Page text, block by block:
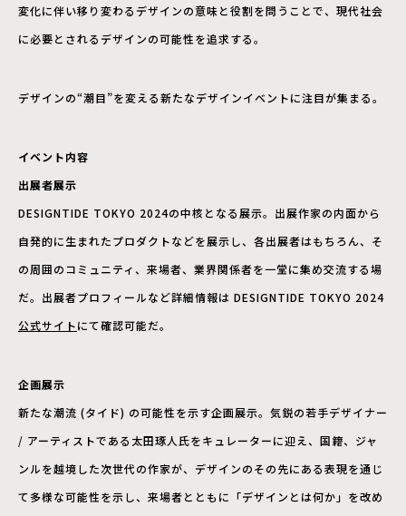
変化に伴い移り変わるデザインの意味と役割を問うことで、現代社会
に必要とされるデザインの可能性を追求する。
デザインの“潮目”を変える新たなデザインイベントに注目が集まる。
イベント内容
出展者展示
DESIGNTIDE TOKYO 2024の中核となる展示。出展作家の内面から
自発的に生まれたプロダクトなどを展示し、各出展者はもちろん、そ
の周囲のコミュニティ、来場者、業界関係者を一堂に集め交流する場
だ。出展者プロフィールなど詳細情報は DESIGNTIDE TOKYO 2024
公式サイトにて確認可能だ。
企画展示
新たな潮流 (タイド) の可能性を示す企画展示。気鋭の若手デザイナー
/ アーティストである太田琢人氏をキュレーターに迎え、国籍、ジャ
ンルを越境した次世代の作家が、デザインのその先にある表現を通じ
て多様な可能性を示し、来場者とともに「デザインとは何か」を改め